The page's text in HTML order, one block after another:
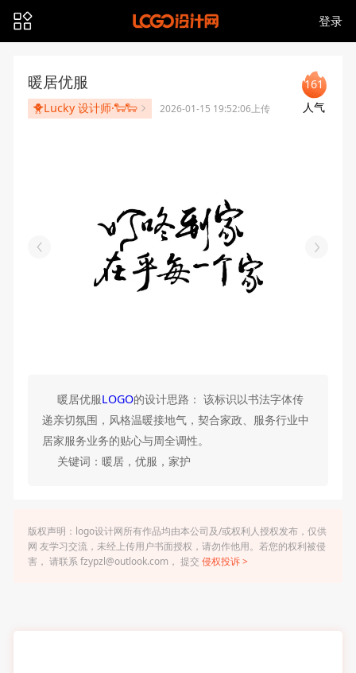
登录
暖居优服
🐥Lucky 设计师·🐑🐑 2026-01-15 19:52:06上传
161
人气
暖居优服LOGO的设计思路： 该标识以书法字体传
递亲切氛围，风格温暖接地气，契合家政、服务行业中
居家服务业务的贴心与周全调性。
关键词：暖居，优服，家护
版权声明：logo设计网所有作品均由本公司及/或权利人授权发布，仅供
网 友学习交流，未经上传用户书面授权，请勿作他用。若您的权利被侵
害， 请联系 fzypzl@outlook.com， 提交 侵权投诉 >